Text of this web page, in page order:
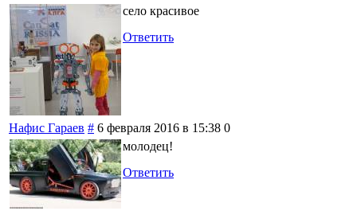
село красивое
Ответить
Нафис Гараев # 6 февраля 2016 в 15:38 0
молодец!
Ответить